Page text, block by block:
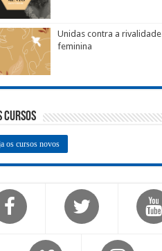
Unidas contra a rivalidade
feminina
Cursos
os cursos novos